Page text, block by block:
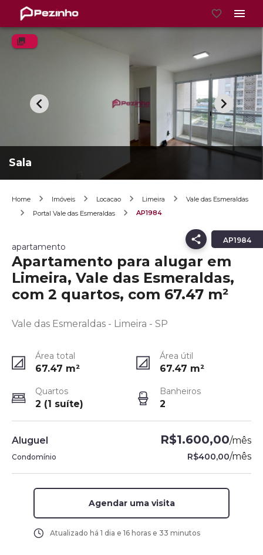
Sala
Home Imóveis Locacao Limeira
Vale das Esmeraldas
Portal Vale das Esmeraldas
AP1984
AP1984
apartamento
Apartamento para alugar em
Limeira, Vale das Esmeraldas,
com 2 quartos, com 67.47 m²
Vale das Esmeraldas - Limeira - SP
Área total
67.47 m²
Área útil
67.47 m²
Quartos
2 (1 suíte)
Banheiros
2
Aluguel R$1.600,00/mês
Condomínio R$400,00/mês
Agendar uma visita
Atualizado há 1 dia e 16 horas e 33 minutos